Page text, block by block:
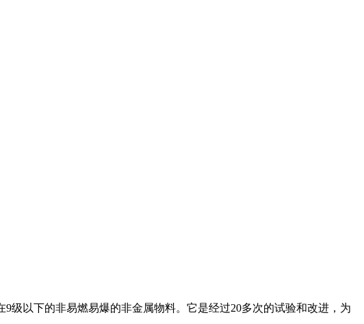
级以下的非易燃易爆的非金属物料。它是经过20多次的试验和改进，为